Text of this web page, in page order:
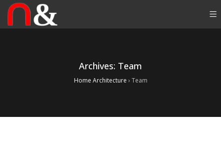
Archives: Team
Home Architecture › Team